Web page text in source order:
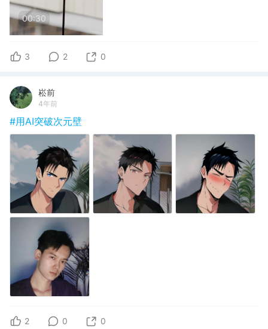
00:30
3 2 0
崧前
4年前
#用AI突破次元壁
2 0 0